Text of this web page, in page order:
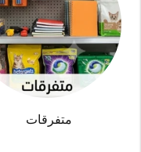
متفرقات